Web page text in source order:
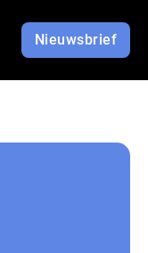
Nieuwsbrief